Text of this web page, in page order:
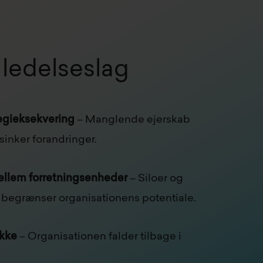
– Manglende ejerskab
forandringer.
forretningsenheder– Siloer og
organisationens potentiale.
– Organisationen falder tilbage i